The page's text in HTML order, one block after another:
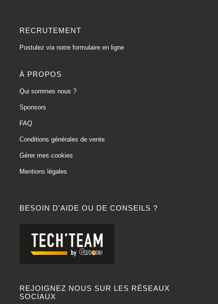
BESOIN D'AIDE OU DE CONSEILS ?
REJOIGNEZ NOUS SUR LES RÉSEAUX
SOCIAUX
RECRUTEMENT
Postulez via notre formulaire en ligne
À PROPOS
Qui sommes nous ?
Sponsors
FAQ
Conditions générales de vente
Gérer mes cookies
Mentions légales